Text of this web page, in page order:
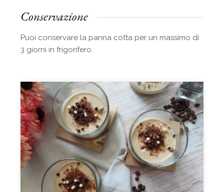
Conservazione
Puoi conservare la panna cotta per un massimo di
3 giorni in frigorifero.